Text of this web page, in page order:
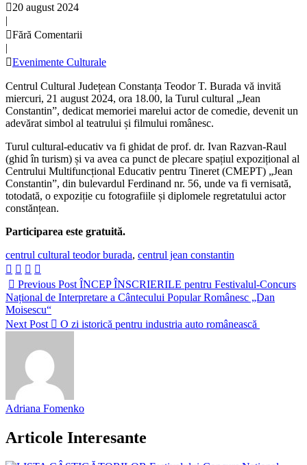
20 august 2024
|
Fără Comentarii
|
Evenimente Culturale
Centrul Cultural Județean Constanța Teodor T. Burada vă invită
miercuri, 21 august 2024, ora 18.00, la Turul cultural „Jean
Constantin”, dedicat memoriei marelui actor de comedie, devenit un
adevărat simbol al teatrului și filmului românesc.
Turul cultural-educativ va fi ghidat de prof. dr. Ivan Razvan-Raul
(ghid în turism) și va avea ca punct de plecare spațiul expozițional al
Centrului Multifuncțional Educativ pentru Tineret (CMEPT) „Jean
Constantin”, din bulevardul Ferdinand nr. 56, unde va fi vernisată,
totodată, o expoziție cu fotografiile și diplomele regretatului actor
constănțean.
Participarea este gratuită.
Tag-
uri:
centrul cultural teodor burada, centrul jean constantin
Previous Post ÎNCEP ÎNSCRIERILE pentru Festivalul-Concurs
Național de Interpretare a Cântecului Popular Românesc „Dan
Moisescu“
Next Post
O zi istorică pentru industria auto românească
Adriana Fomenko
Articole Interesante